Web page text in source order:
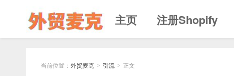
主页 注册Shopify
当前位置： 外贸麦克 > 引流 > 正文